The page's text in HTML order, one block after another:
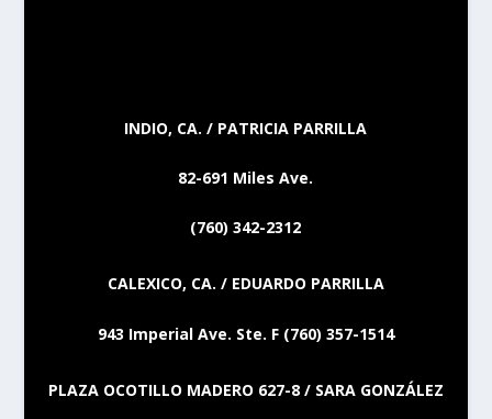
INDIO, CA. / PATRICIA PARRILLA
82-691 Miles Ave.
(760) 342-2312
CALEXICO, CA. / EDUARDO PARRILLA
943 Imperial Ave. Ste. F (760) 357-1514
PLAZA OCOTILLO MADERO 627-8 / SARA GONZÁLEZ